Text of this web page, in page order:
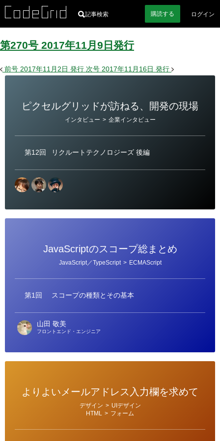
記事検索 購読する ログイン
第270号 2017年11 月 9 日 発行
前号 2017年11月2日 発行 次号 2017年11月16日 発行
ピクセルグリッドが訪ねる、開発の現場
インタビュー > 企業インタビュー
第12回 リクルートテクノロジーズ 後編
JavaScriptのスコープ総まとめ
JavaScript／TypeScript > ECMAScript
第1回 スコープの種類とその基本
山田 敬美
フロントエンド・エンジニア
よりよいメールアドレス入力欄を求めて
デザイン > UIデザイン
HTML > フォーム